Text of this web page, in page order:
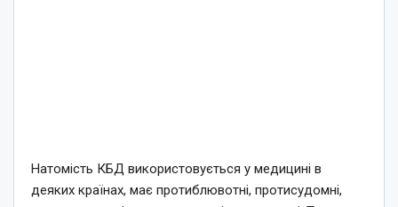
Натомість КБД використовується у медицині в
деяких країнах, має протиблювотні, протисудомні,